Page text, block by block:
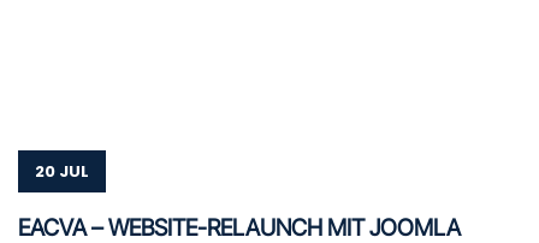
20 JUL
EACVA – WEBSITE-RELAUNCH MIT JOOMLA